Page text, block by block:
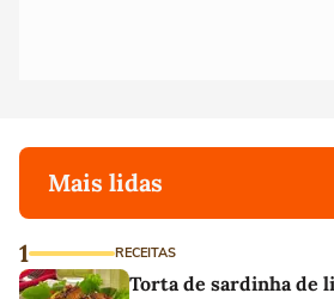
Mais lidas
1 RECEITAS
Torta de sardinha de